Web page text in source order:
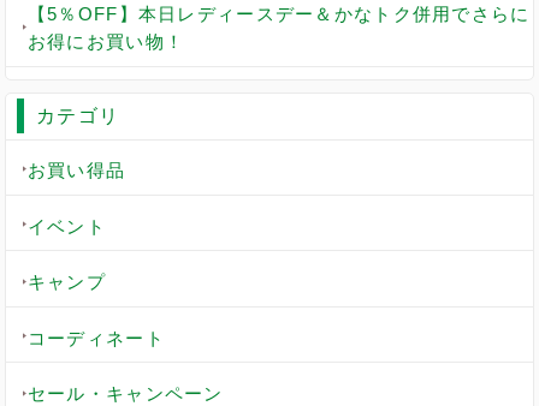
【5％OFF】本日レディースデー＆かなトク併用でさらに
お得にお買い物！
カテゴリ
お買い得品
イベント
キャンプ
コーディネート
セール・キャンペーン